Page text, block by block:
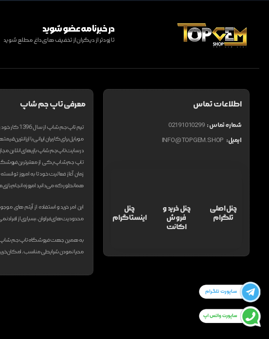
در خبرنامه عضو شوید
تا زودتر از دیگران از تخفیف های داغ مطلع شوید
اطلاعات تماس
شماره تماس : 02191010299
ایمیل: INFO@TOPGEM.SHOP
چنل اصلی
تلگرام
چنل خرید و
فروش
اکانت
چنل
اینستاگرام
معرفی تاپ جم شاپ
تیم تاپ جم
موبایل برای کاربران ایرانی با ارزانترین
در سایت تاپ جم شاپ بازیهای انلاین
تاپ جم شاپ یکی از معتبر‌ترین
زمان آغاز فعالیت خود تا به امروز
همانطور که می‌دانید امروزه انجام
این امر خرید و استفاده از آیتم های
محدودیت های فراوان، بسیاری از افراد
به همین جهت فروشگاه تاپ جم شاپ
محیا نمودن شرایطی مناسب، امکان خرید